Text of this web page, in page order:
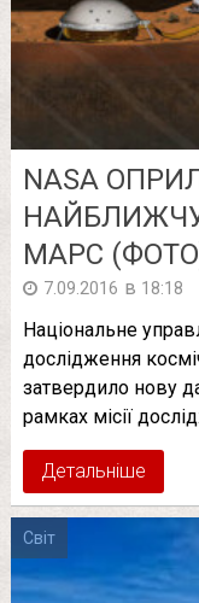
NASA
МАРС
7.09.2016 в 18:18
Національне
дослідження
затвердило нову
рамках місії
Детальніше
Світ